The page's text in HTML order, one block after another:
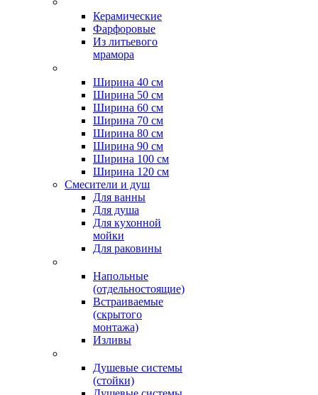
Керамические
Фарфоровые
Из литьевого
мрамора
Ширина 40 см
Ширина 50 см
Ширина 60 см
Ширина 70 см
Ширина 80 см
Ширина 90 см
Ширина 100 см
Ширина 120 см
Смесители и душ
Для ванны
Для душа
Для кухонной
мойки
Для раковины
Напольные
(отдельностоящие)
Встраиваемые
(скрытого
монтажа)
Изливы
Душевые системы
(стойки)